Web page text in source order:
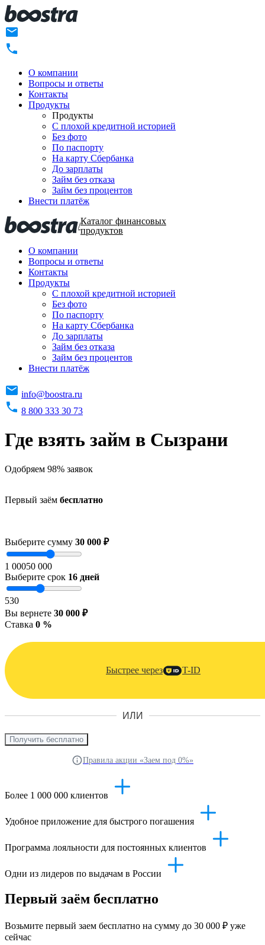
О компании
Вопросы и ответы
Контакты
Продукты
Продукты
C плохой кредитной историей
Без фото
По паспорту
На карту Сбербанка
До зарплаты
Займ без отказа
Займ без процентов
Внести платёж
/Каталог финансовых
продуктов
О компании
Вопросы и ответы
Контакты
Продукты
C плохой кредитной историей
Без фото
По паспорту
На карту Сбербанка
До зарплаты
Займ без отказа
Займ без процентов
Внести платёж
info@boostra.ru
8 800 333 30 73
Где взять займ в Сызрани
Одобряем 98% заявок
Первый заём бесплатно
Выберите сумму 30 000 ₽
1 00050 000
Выберите срок 16 дней
530
Вы вернете 30 000 ₽
Ставка 0 %
Быстрее через T-ID
ИЛИ
Получить бесплатно
Правила акции «Заем под 0%»
Более 1 000 000 клиентов
Удобное приложение для быстрого погашения
Программа лояльности для постоянных клиентов
Одни из лидеров по выдачам в России
Первый заём бесплатно
Возьмите первый заем бесплатно на сумму до 30 000 ₽ уже
сейчас